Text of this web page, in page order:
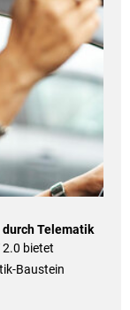
durch Telematik
2.0 bietet
Baustein